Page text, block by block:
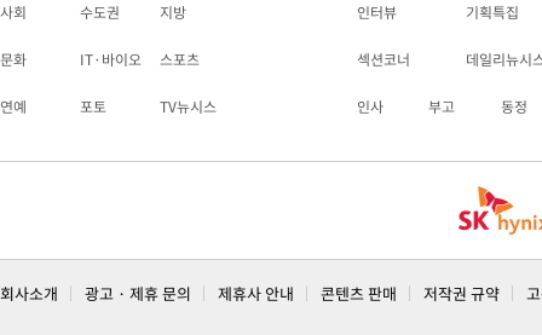
사회 수도권 지방
문화 IT·바이오 스포츠
연예 포토 TV뉴시스
인터뷰 기획특집
섹션코너 데일리뉴시
인사 부고 동정
회사소개 광고 · 제휴 문의 제휴사 안내 콘텐츠 판매 저작권 규약